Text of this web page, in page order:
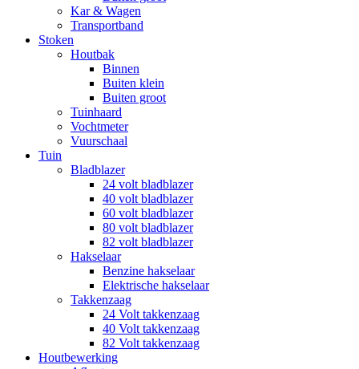
Kar & Wagen
Transportband
Stoken
Houtbak
Binnen
Buiten klein
Buiten groot
Tuinhaard
Vochtmeter
Vuurschaal
Tuin
Bladblazer
24 volt bladblazer
40 volt bladblazer
60 volt bladblazer
80 volt bladblazer
82 volt bladblazer
Hakselaar
Benzine hakselaar
Elektrische hakselaar
Takkenzaag
24 Volt takkenzaag
40 Volt takkenzaag
82 Volt takkenzaag
Houtbewerking